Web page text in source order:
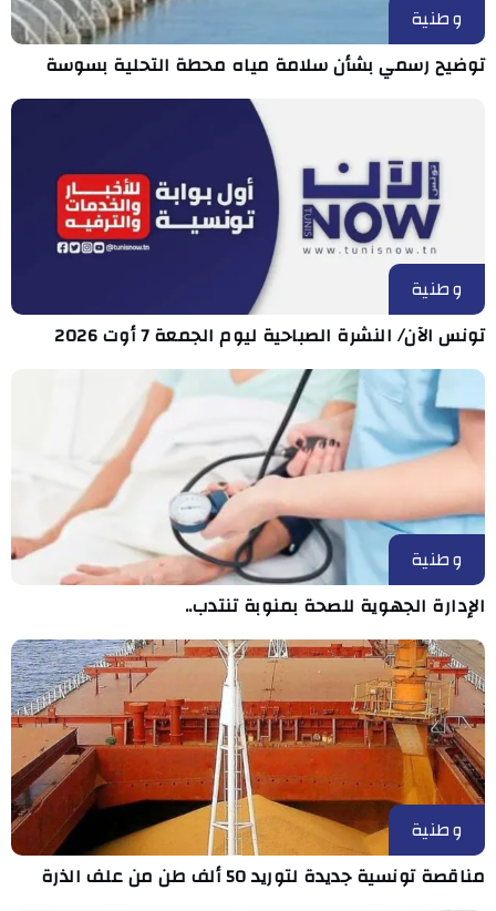
وطنية
توضيح رسمي بشأن سلامة مياه محطة التحلية بسوسة
وطنية
تونس الآن/ النشرة الصباحية ليوم الجمعة 7 أوت 2026
وطنية
الإدارة الجهوية للصحة بمنوبة تنتدب..
وطنية
مناقصة تونسية جديدة لتوريد 50 ألف طن من علف الذرة